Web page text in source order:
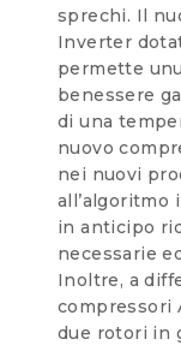
sprechi. Il
Inverter
permette
benessere
di una
nuovo
nei nuovi
all’algoritmo
in anticipo
necessarie
Inoltre, a
compressori
due rotori in